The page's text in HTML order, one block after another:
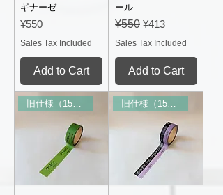
ギナーゼ
Price
¥550
Sales Tax Included
Add to Cart
ール
Regular Price
¥550 Sale Price
¥413
Sales Tax Included
Add to Cart